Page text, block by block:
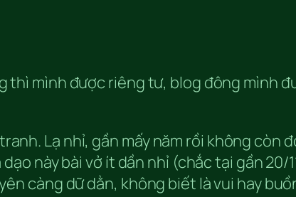
thì mình được riêng tư, blog đông mình
Lạ nhỉ, gần mấy năm rồi không còn
này bài vở ít dần nhỉ (chắc tại gần
càng dữ dằn, không biết là vui hay